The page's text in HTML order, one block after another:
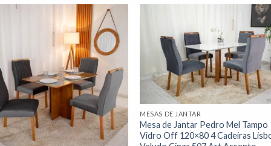
Adicionar
à lista de
desejos"
à
MESAS DE JANTAR
Mesa de Jantar Pedro Mel Tampo
Vidro Off 120×80 4 Cadeiras